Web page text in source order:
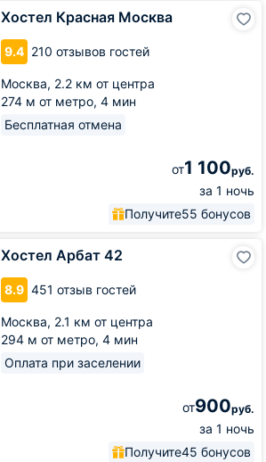
Хостел Красная Москва
9.4 210 отзывов гостей
Москва, 2.2 км от центра
274 м от метро, 4 мин
Бесплатная отмена
от1 100руб.
за 1 ночь
Получите55 бонусов
Хостел Арбат 42
8.9 451 отзыв гостей
Москва, 2.1 км от центра
294 м от метро, 4 мин
Оплата при заселении
от900руб.
за 1 ночь
Получите45 бонусов